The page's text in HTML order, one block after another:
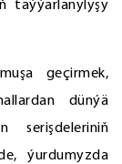
taýýarlanylyşy
geçirmek,
dünýä
serişdeleriniň
ýurdumyzda